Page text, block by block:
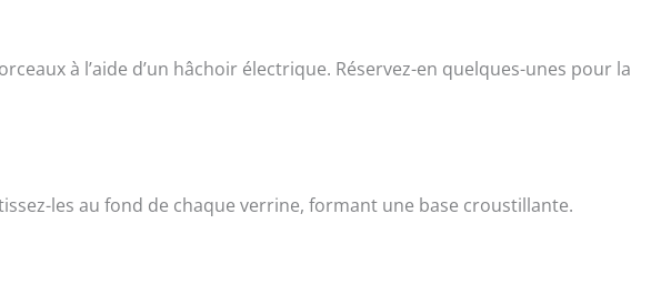
à l’aide d’un hâchoir électrique. Réservez-en quelques-unes pour la
les au fond de chaque verrine, formant une base croustillante.